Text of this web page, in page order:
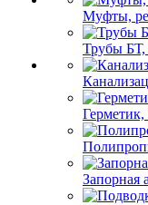
Муфты,
Трубы
Герметик,
Запорная